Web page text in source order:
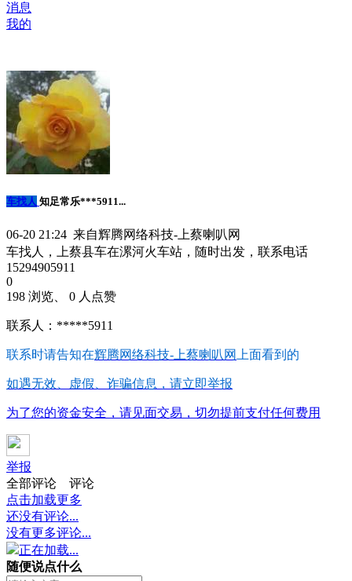
消息
我的
车找人 知足常乐***5911...
06-20 21:24 来自辉腾网络科技-上蔡喇叭网
车找人，上蔡县车在漯河火车站，随时出发，联系电话
15294905911
0
198 浏览、 0 人点赞
联系人：*****5911
联系时请告知在辉腾网络科技-上蔡喇叭网 上面看到的
如遇无效、虚假、诈骗信息，请立即举报
为了您的资金安全，请见面交易，切勿提前支付任何费用
举报
全部评论
评论
点击加载更多
还没有评论...
没有更多评论...
正在加载...
随便说点什么